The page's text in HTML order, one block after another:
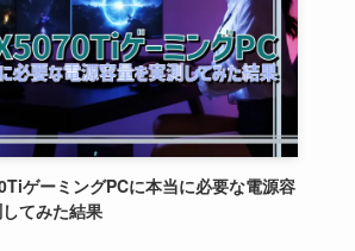
ゲーミングPCに本当に必要な電源容
てみた結果